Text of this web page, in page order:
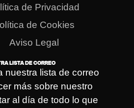
de Privacidad
de Cookies
Aviso Legal
LISTA DE CORREO
nuestra lista de correo
más sobre nuestro
al día de todo lo que